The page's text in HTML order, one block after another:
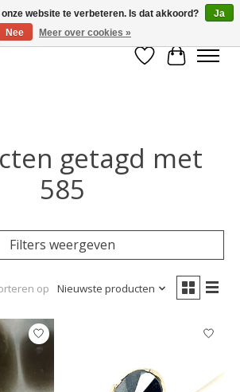
Verlanglijst
getagd met
585
Filters weergeven
op Nieuwste producten
website te verbeteren. Is dat akkoord?
Ja
Nee
Meer over cookies »